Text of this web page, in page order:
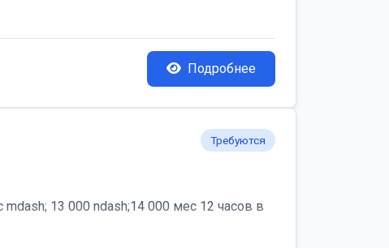
Подробнее
Требуются
13 000 ndash;14 000 мес 12 часов в